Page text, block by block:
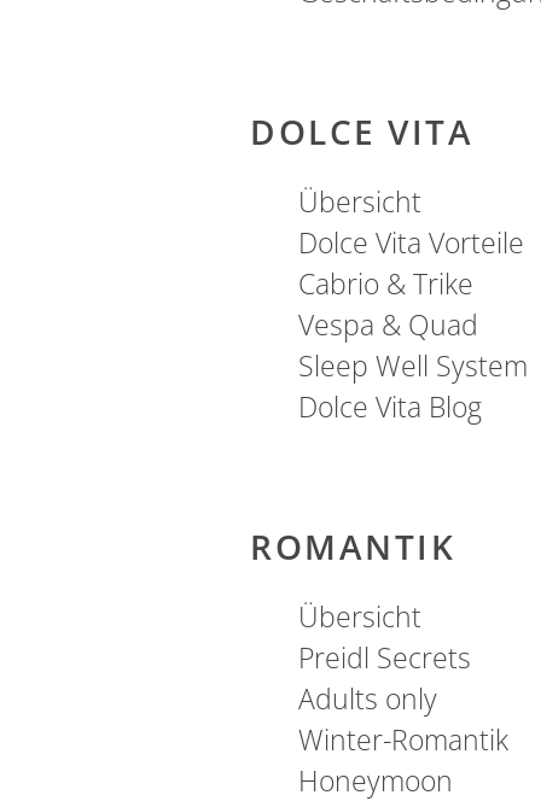
AKTIV & SPORT
LAST MINUTE
VIDEOS
DOLCE VITA
Übersicht
Dolce Vita Vorteile
Cabrio & Trike
Vespa & Quad
Sleep Well System
Dolce Vita Blog
ROMANTIK
Übersicht
Preidl Secrets
Adults only
Winter-Romantik
Honeymoon